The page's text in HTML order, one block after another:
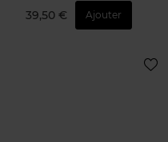
39,50 € Ajouter